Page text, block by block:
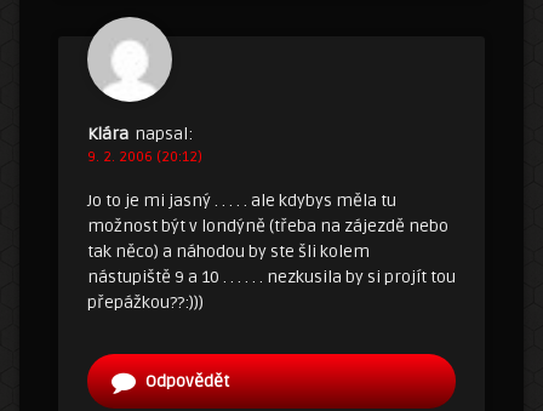
Klára napsal:
9. 2. 2006 (20:12)
Jo to je mi jasný . . . . . ale kdybys měla tu
možnost být v londýně (třeba na zájezdě nebo
tak něco) a náhodou by ste šli kolem
nástupiště 9 a 10 . . . . . . nezkusila by si projít tou
přepážkou??:)))
Odpovědět